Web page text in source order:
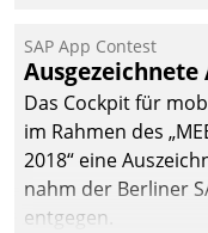
SAP App Contest
Ausgezeichnete
Das Cockpit für
im Rahmen des
2018“ eine
nahm der Berliner
entgegen.